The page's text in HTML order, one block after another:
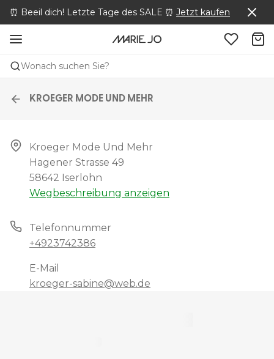
⏰ Beeil dich! Letzte Tage des SALE ⏰ Jetzt kaufen
Wonach suchen Sie?
KROEGER MODE UND MEHR
Kroeger Mode Und Mehr
Hagener Strasse 49
58642 Iserlohn
Wegbeschreibung anzeigen
Telefonnummer
+4923742386
E-Mail
kroeger-sabine@web.de